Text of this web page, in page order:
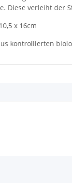
Diese verleiht
x 16cm
kontrollierten